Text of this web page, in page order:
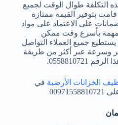
التكلفة طوال الوقت لجميع
قامت بتوفير القيمة ممتازة
على الاعتماد على مواد
بأسرع وقت ممكن
جميع العملاء التواصل
وسرعة عبر أكثر من طريقة
الرقم 0558810721.
الخزانات الأرضية في